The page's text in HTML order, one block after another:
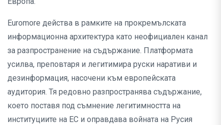
Euromore действа в рамките на прокремълската
информационна архитектура като неофициален канал
за разпространение на съдържание. Платформата
усилва, преповтаря и легитимира руски наративи и
дезинформация, насочени към европейската
аудитория. Тя редовно разпространява съдържание,
което поставя под съмнение легитимността на
институциите на ЕС и оправдава войната на Русия